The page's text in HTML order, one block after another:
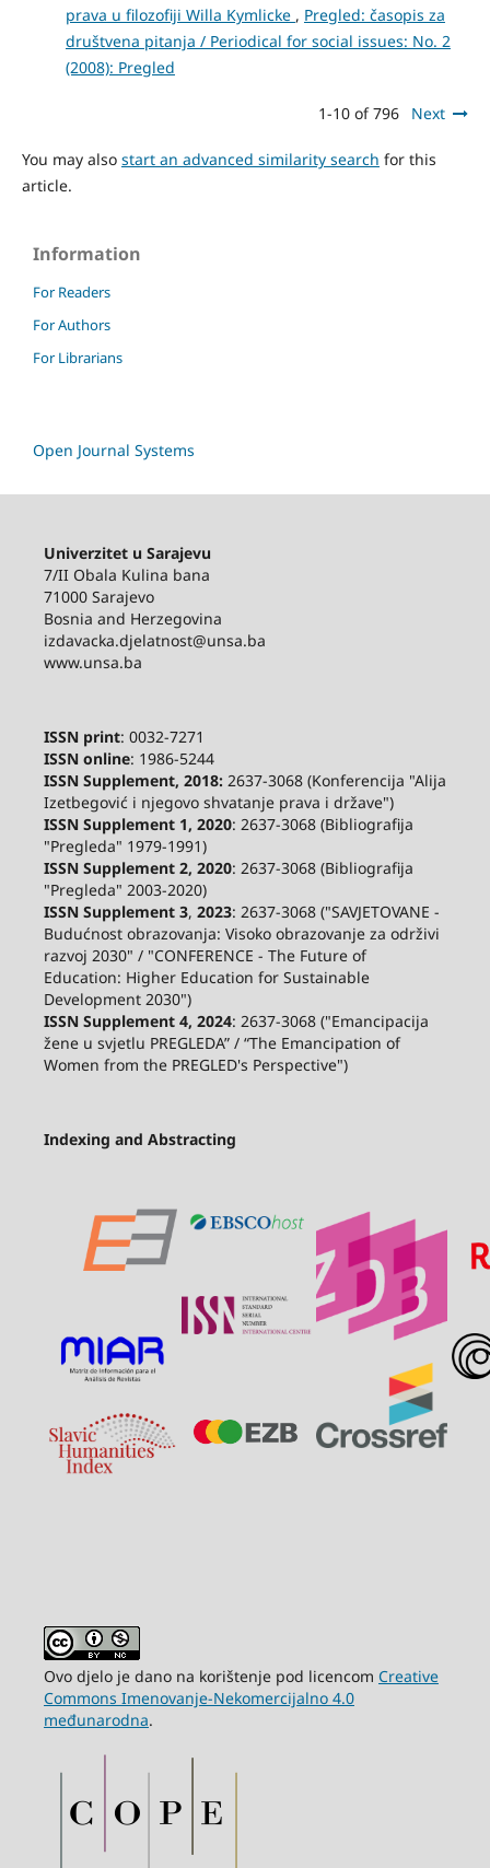
prava u filozofiji Willa Kymlicke , Pregled: časopis za
društvena pitanja / Periodical for social issues: No. 2
(2008): Pregled
1-10 of 796 Next
You may also start an advanced similarity search for this
article.
Information
For Readers
For Authors
For Librarians
Open Journal Systems
Univerzitet u Sarajevu
7/II Obala Kulina bana
71000 Sarajevo
Bosnia and Herzegovina
izdavacka.djelatnost@unsa.ba
www.unsa.ba
ISSN print: 0032-7271
ISSN online: 1986-5244
ISSN Supplement, 2018:2637-3068 (Konferencija "Alija
Izetbegović i njegovo shvatanje prava i države")
ISSN Supplement 1, 2020: 2637-3068 (Bibliografija
"Pregleda" 1979-1991)
ISSN Supplement 2, 2020: 2637-3068 (Bibliografija
"Pregleda" 2003-2020)
ISSN Supplement 3, 2023: 2637-3068 ("SAVJETOVANE -
Budućnost obrazovanja: Visoko obrazovanje za održivi
razvoj 2030" / "CONFERENCE - The Future of
Education: Higher Education for Sustainable
Development 2030")
ISSN Supplement 4, 2024: 2637-3068 ("Emancipacija
žene u svjetlu PREGLEDA” / “The Emancipation of
Women from the PREGLED's Perspective")
Indexing and Abstracting
Ovo djelo je dano na korištenje pod licencom Creative
Commons Imenovanje-Nekomercijalno 4.0
međunarodna.